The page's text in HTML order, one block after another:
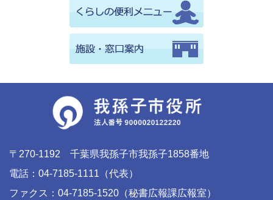
〒270-1192 千葉県我孫子市我孫子1858番地
電話：04-7185-1111（代表）
ファクス：04-7185-1520（秘書広報課広報室）